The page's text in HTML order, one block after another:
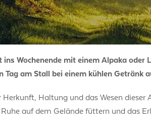
ins Wochenende mit einem Alpaka
am Stall bei einem kühlen
Haltung und das Wesen
auf dem Gelände füttern und das